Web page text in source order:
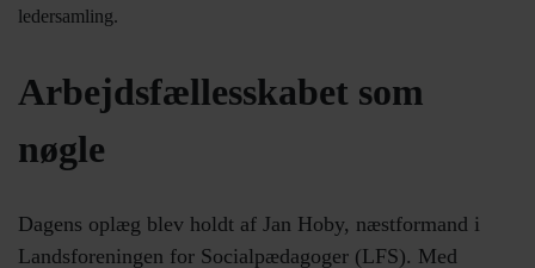
ledersamling.
Arbejdsfællesskabet som
nøgle
Dagens oplæg blev holdt af Jan Hoby, næstformand i
Landsforeningen for Socialpædagoger (LFS). Med